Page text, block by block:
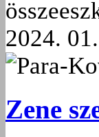
2024.
Para-
Zene